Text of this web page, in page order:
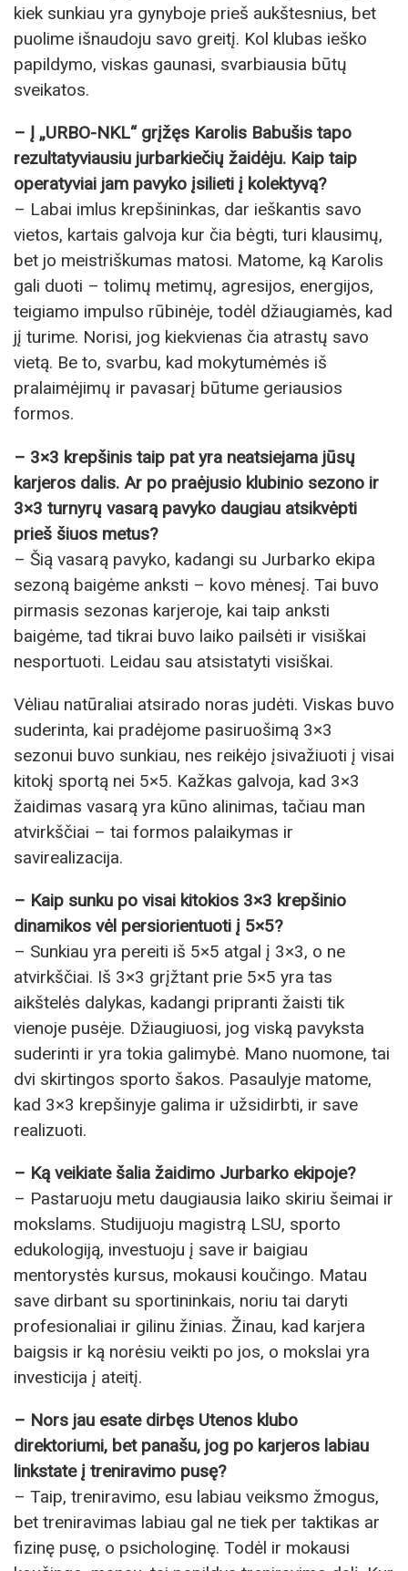
kiek sunkiau yra gynyboje prieš aukštesnius, bet
puolime išnaudoju savo greitį. Kol klubas ieško
papildymo, viskas gaunasi, svarbiausia būtų
sveikatos.
– Į „URBO-NKL“ grįžęs Karolis Babušis tapo
rezultatyviausiu jurbarkiečių žaidėju. Kaip taip
operatyviai jam pavyko įsilieti į kolektyvą?
– Labai imlus krepšininkas, dar ieškantis savo
vietos, kartais galvoja kur čia bėgti, turi klausimų,
bet jo meistriškumas matosi. Matome, ką Karolis
gali duoti – tolimų metimų, agresijos, energijos,
teigiamo impulso rūbinėje, todėl džiaugiamės, kad
jį turime. Norisi, jog kiekvienas čia atrastų savo
vietą. Be to, svarbu, kad mokytumėmės iš
pralaimėjimų ir pavasarį būtume geriausios
formos.
– 3×3 krepšinis taip pat yra neatsiejama jūsų
karjeros dalis. Ar po praėjusio klubinio sezono ir
3×3 turnyrų vasarą pavyko daugiau atsikvėpti
prieš šiuos metus?
– Šią vasarą pavyko, kadangi su Jurbarko ekipa
sezoną baigėme anksti – kovo mėnesį. Tai buvo
pirmasis sezonas karjeroje, kai taip anksti
baigėme, tad tikrai buvo laiko pailsėti ir visiškai
nesportuoti. Leidau sau atsistatyti visiškai.
Vėliau natūraliai atsirado noras judėti. Viskas buvo
suderinta, kai pradėjome pasiruošimą 3×3
sezonui buvo sunkiau, nes reikėjo įsivažiuoti į visai
kitokį sportą nei 5×5. Kažkas galvoja, kad 3×3
žaidimas vasarą yra kūno alinimas, tačiau man
atvirkščiai – tai formos palaikymas ir
savirealizacija.
– Kaip sunku po visai kitokios 3×3 krepšinio
dinamikos vėl persiorientuoti į 5×5?
– Sunkiau yra pereiti iš 5×5 atgal į 3×3, o ne
atvirkščiai. Iš 3×3 grįžtant prie 5×5 yra tas
aikštelės dalykas, kadangi pripranti žaisti tik
vienoje pusėje. Džiaugiuosi, jog viską pavyksta
suderinti ir yra tokia galimybė. Mano nuomone, tai
dvi skirtingos sporto šakos. Pasaulyje matome,
kad 3×3 krepšinyje galima ir užsidirbti, ir save
realizuoti.
– Ką veikiate šalia žaidimo Jurbarko ekipoje?
– Pastaruoju metu daugiausia laiko skiriu šeimai ir
mokslams. Studijuoju magistrą LSU, sporto
edukologiją, investuoju į save ir baigiau
mentorystės kursus, mokausi koučingo. Matau
save dirbant su sportininkais, noriu tai daryti
profesionaliai ir gilinu žinias. Žinau, kad karjera
baigsis ir ką norėsiu veikti po jos, o mokslai yra
investicija į ateitį.
– Nors jau esate dirbęs Utenos klubo
direktoriumi, bet panašu, jog po karjeros labiau
linkstate į treniravimo pusę?
– Taip, treniravimo, esu labiau veiksmo žmogus,
bet treniravimas labiau gal ne tiek per taktikas ar
fizinę pusę, o psichologinę. Todėl ir mokausi